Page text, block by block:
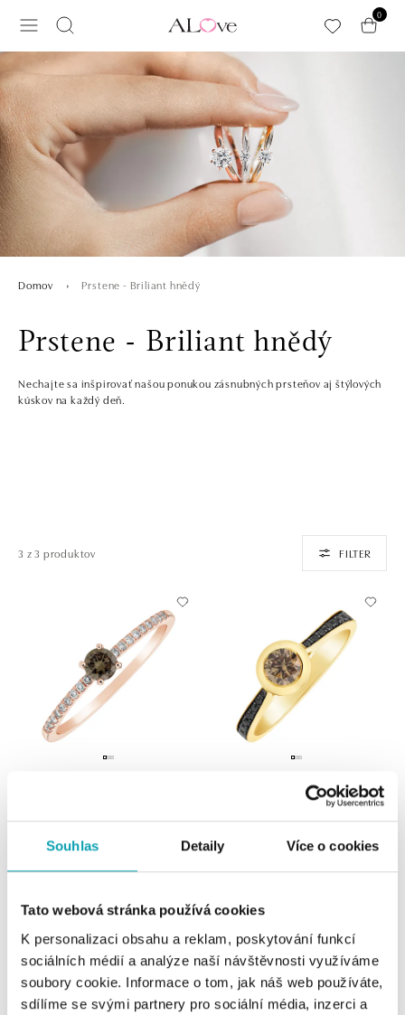
Souhlas Detaily Více o cookies
Tato webová stránka používá cookies
K personalizaci obsahu a reklam, poskytování funkcí
sociálních médií a analýze naší návštěvnosti využíváme
soubory cookie. Informace o tom, jak náš web používáte,
sdílíme se svými partnery pro sociální média, inzerci a
0
Domov Prstene - Briliant hnědý
Prstene - Briliant hnědý
Nechajte sa inšpirovať našou ponukou zásnubných prsteňov aj štýlových
kúskov na každý deň.
3 z 3 produktov FILTER
od 1 118 €
Prsteň s čiernymi a hnedými
diamantmi Space Love
od 1 393 €